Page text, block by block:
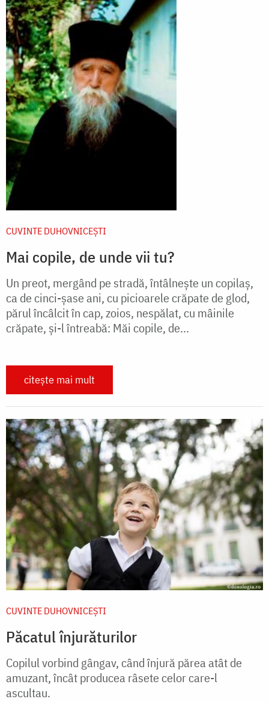
CUVINTE DUHOVNICEȘTI
Mai copile, de unde vii tu?
Un preot, mergând pe stradă, întâlneşte un copilaş,
ca de cinci-şase ani, cu picioarele crăpate de glod,
părul încâlcit în cap, zoios, nespălat, cu mâinile
crăpate, şi-l întreabă: Măi copile, de...
citește mai mult
CUVINTE DUHOVNICEȘTI
Păcatul înjurăturilor
Copilul vorbind gângav, când înjură părea atât de
amuzant, încât producea râsete celor care-l
ascultau.